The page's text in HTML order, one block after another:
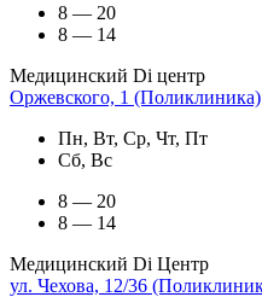
8 — 20
8 — 14
Медицинский Di центр
Оржевского, 1 (Поликлиника)
Пн, Вт, Ср, Чт, Пт
Сб, Вс
8 — 20
8 — 14
Медицинский Di Центр
ул. Чехова, 12/36